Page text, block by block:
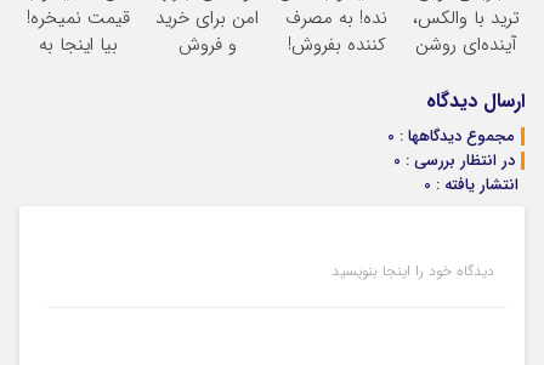
ثبت کن
ترید با والکس،
آینده‌ای روشن
شماست
نده! به مصرف
کننده بفروش!
امن برای خرید
و فروش
قیمت نمیخره!
بیا اینجا به
ارسال دیدگاه
مجموع دیدگاهها : 0
در انتظار بررسی : 0
انتشار یافته : 0
دیدگاه خود را اینجا بنویسید